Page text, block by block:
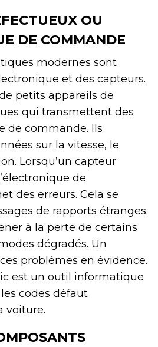
OU
DE COMMANDE
modernes sont
et des capteurs.
petits appareils de
qui transmettent des
de commande. Ils
sur la vitesse, le
Lorsqu’un capteur
de
des erreurs. Cela se
de rapports étranges.
à la perte de certains
dégradés. Un
problèmes en évidence.
est un outil informatique
codes défaut
voiture.